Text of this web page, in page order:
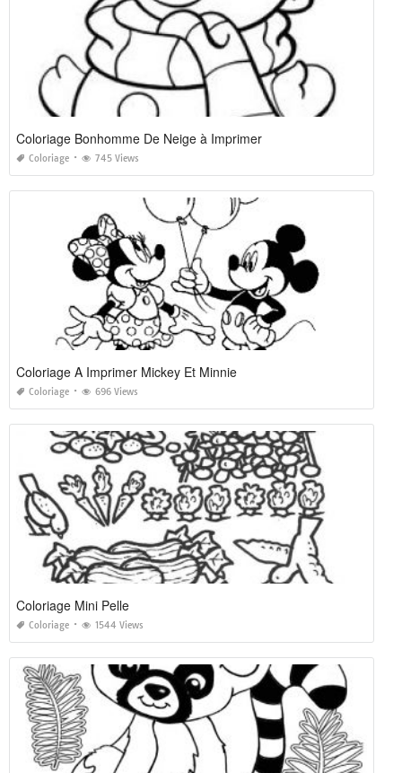
Coloriage Bonhomme De Neige à Imprimer
Coloriage 745 Views
Coloriage A Imprimer Mickey Et Minnie
Coloriage 696 Views
Coloriage Mini Pelle
Coloriage 1544 Views